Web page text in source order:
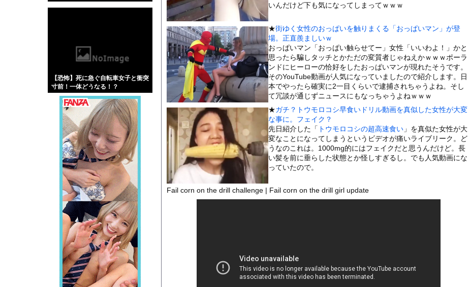
【恐怖】死に急ぐ自転車女子と衝突
寸前！一体どうなる！？
ケンタッキーとか言う唐揚げ屋ｗｗｗｗｗ
【画像】このAVが性癖ブッ刺さりで精子ドクドク作られるわｗｗｗｗ
【悲報】味噌ラーメンで行列、出来ない
【中国】男の子が爆竹に点火 マンホールが爆発しふた吹き飛ぶ
【画像】伊藤舞雪とかいうＡＶ女優ｗｗｗｗｗｗｗｗｗｗw
【緊急】肛門にスティックのり入れたけど出てこないの！！
お知らせ
【動画】ロシア軍のドローンをネット発射装置で撃墜するウクライナ。
Powered by livedoor 相互RSS
このページは1000mg
が管理しています。 RSS設定 更新順130件まで。それ以降の古いものは表
示されません。
いんだけど下も気になってしまってｗｗｗ
★街ゆく女性のおっぱいを触りまくる「おっぱいマン」が登
場。正直羨ましいｗ
おっぱいマン「おっぱい触らせてー」女性「いいわよ！」かと
思ったら騙しタッチとかただの変質者じゃねえかｗｗｗポーラ
ンドにヒーローの恰好をしたおっぱいマンが現れたそうです。
そのYouTube動画が人気になっていましたので紹介します。日
本でやったら確実に2一目くらいで逮捕されちゃうよね。そし
て冗談が通じずニュースにもなっちゃうよねｗｗｗ
★ガチ？トウモロコシ早食いドリル動画を真似した女性が大変
な事に。フェイク？
先日紹介した「 トウモロコシの超高速食い 」を真似た女性が大
変なことになってしまうというビデオが痛いライブリーク。ど
うなのこれは。1000mg的にはフェイクだと思うんだけど。長
い髪を前に垂らした状態とか怪しすぎるし。でも人気動画にな
っていたので。
Fail corn on the drill challenge | Fail corn on the drill girl update